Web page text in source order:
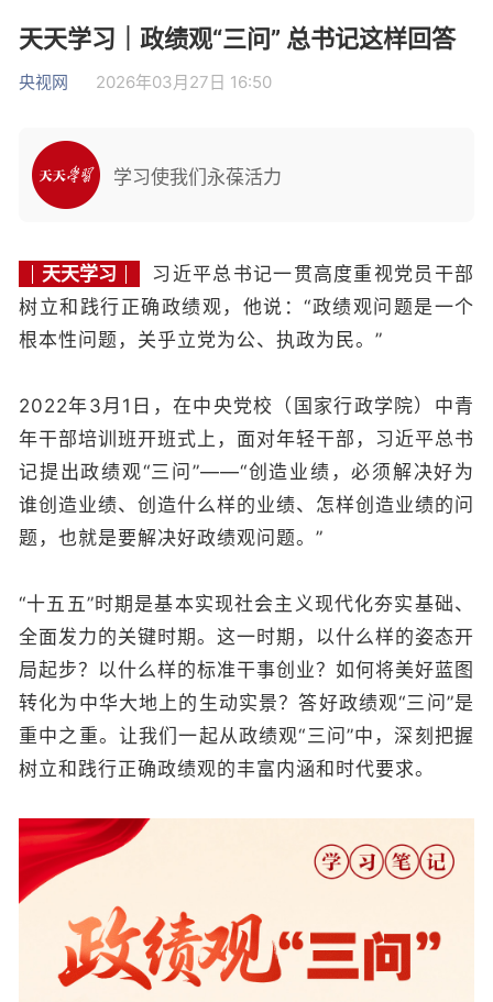
天天学习｜政绩观“三问” 总书记这样回答
央视网 2026年03月27日 16:50
学习使我们永葆活力
天天学习
习近平总书记一贯高度重视党员干部
树立和践行正确政绩观，他说：“政绩观问题是一个
根本性问题，关乎立党为公、执政为民。”
2022年3月1日，在中央党校（国家行政学院）中青
年干部培训班开班式上，面对年轻干部，习近平总书
记提出政绩观“三问”——“创造业绩，必须解决好为
谁创造业绩、创造什么样的业绩、怎样创造业绩的问
题，也就是要解决好政绩观问题。”
“十五五”时期是基本实现社会主义现代化夯实基础、
全面发力的关键时期。这一时期，以什么样的姿态开
局起步？以什么样的标准干事创业？如何将美好蓝图
转化为中华大地上的生动实景？答好政绩观“三问”是
重中之重。让我们一起从政绩观“三问”中，深刻把握
树立和践行正确政绩观的丰富内涵和时代要求。